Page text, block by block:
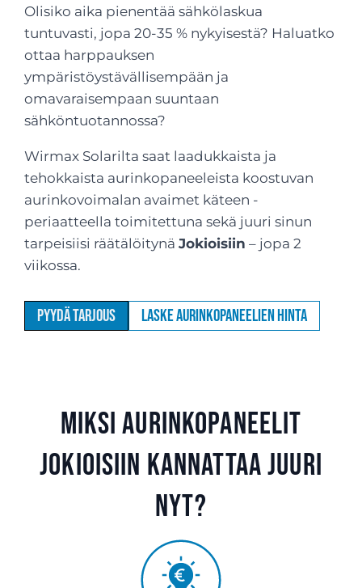
Olisiko aika pienentää sähkölaskua
tuntuvasti, jopa 20-35 % nykyisestä? Haluatko
ottaa harppauksen
ympäristöystävällisempään ja
omavaraisempaan suuntaan
sähköntuotannossa?
Wirmax Solarilta saat laadukkaista ja
tehokkaista aurinkopaneeleista koostuvan
aurinkovoimalan avaimet käteen -
periaatteella toimitettuna sekä juuri sinun
tarpeisiisi räätälöitynä Jokioisiin – jopa 2
viikossa.
Pyydä tarjous Laske aurinkopaneelien hinta
Miksi aurinkopaneelit
Jokioisiin kannattaa juuri
nyt?